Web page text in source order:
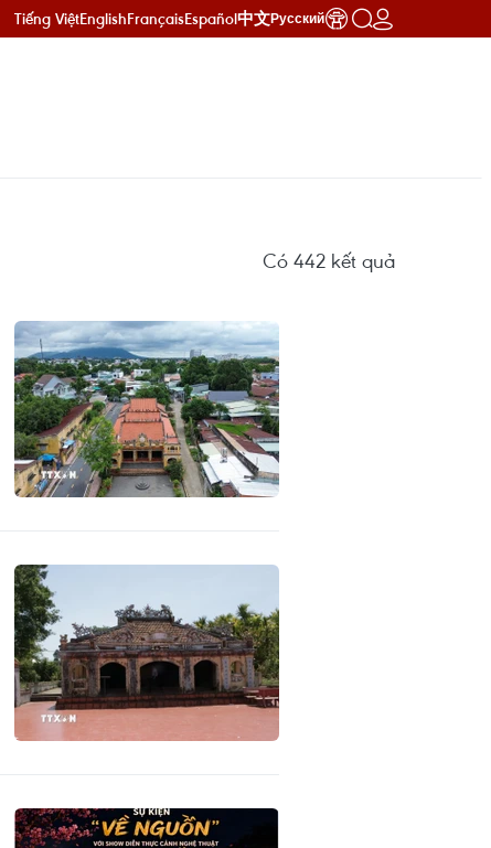
Tiếng ViệtEnglishFrançaisEspañol中文Русский
Có 442 kết quả